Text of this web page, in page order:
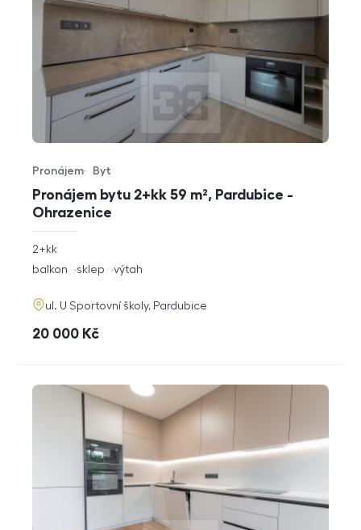
Pronájem bytu 2+kk 59 m², Pardubice -
Ohrazenice
Typ nabídky
Pronájem
Typ nemovitosti
Byt
rozměry
dispozice
2+kk
funkce
balkon sklep výtah
adresa
ul. U Sportovní školy, Pardubice
cena
20 000 Kč